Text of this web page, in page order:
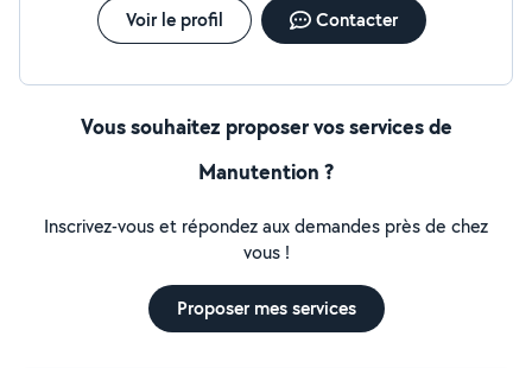
Voir le profil Contacter
Vous souhaitez proposer vos services de
Manutention ?
Inscrivez-vous et répondez aux demandes près de chez
vous !
Proposer mes services